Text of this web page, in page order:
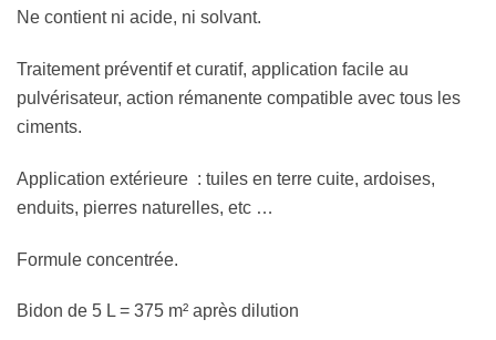
Ne contient ni acide, ni solvant.
Traitement préventif et curatif, application facile au
pulvérisateur, action rémanente compatible avec tous les
ciments.
Application extérieure : tuiles en terre cuite, ardoises,
enduits, pierres naturelles, etc …
Formule concentrée.
Bidon de 5 L = 375 m² après dilution